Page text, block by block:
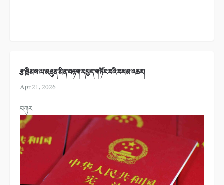
རྩ་ཁྲིམས་ལ་མཐུན་མིན་བརྟག་དཔྱད་གཏོང་བའི་བསམ་འཆར།
Apr 21, 2026
བཀུར